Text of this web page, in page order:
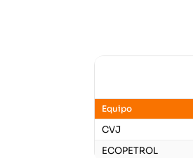
Equipo
CVJ
ECOPETROL